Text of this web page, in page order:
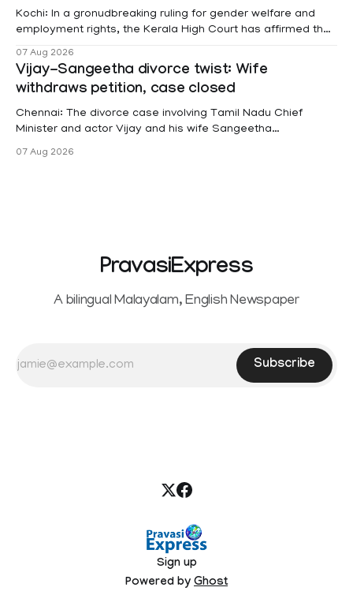
Kochi: In a gronudbreaking ruling for gender welfare and
employment rights, the Kerala High Court has affirmed that
projects are eligible for paid medical leave following
hysterectomy surgery under the Kerala Service Rules
(KSR). The court noted that since essential benefits like
maternity
07 Aug 2026
Vijay-Sangeetha divorce twist: Wife
withdraws petition, case closed
Chennai: The divorce case involving Tamil Nadu Chief
Minister and actor Vijay and his wife Sangeetha
Sowrnalingam has taken a new turn after Sangeetha
07 Aug 2026
PravasiExpress
A bilingual Malayalam, English Newspaper
Subscribe
Sign up
Powered by Ghost